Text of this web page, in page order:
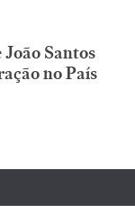
Santos
no País